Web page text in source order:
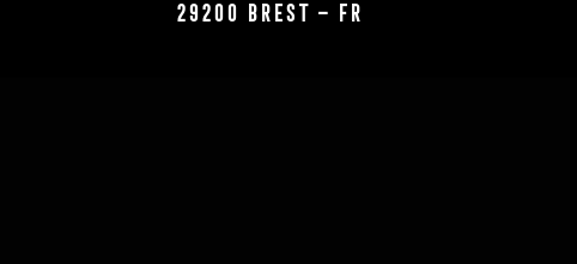
29200 BREST – FR